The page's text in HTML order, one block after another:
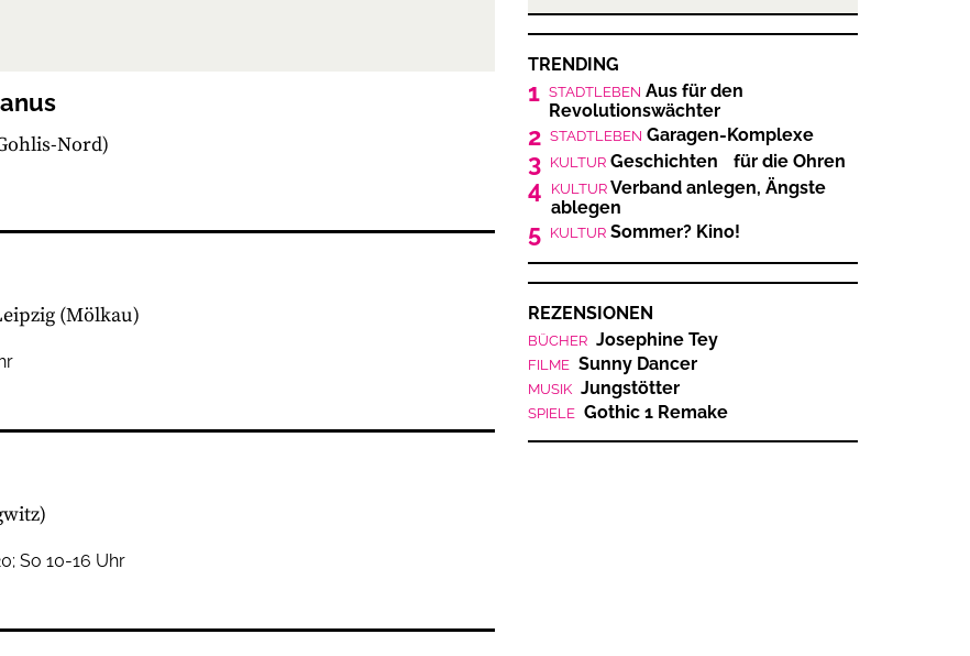
Nord)
(Mölkau)
So 10-16 Uhr
TRENDING
1 STADTLEBEN Aus für den
Revolutionswächter
2 STADTLEBEN Garagen-Komplexe
3 KULTUR Geschichten für die Ohren
4 KULTUR Verband anlegen, Ängste
ablegen
5 KULTUR Sommer? Kino!
REZENSIONEN
BÜCHER Josephine Tey
FILME Sunny Dancer
MUSIK Jungstötter
SPIELE Gothic 1 Remake